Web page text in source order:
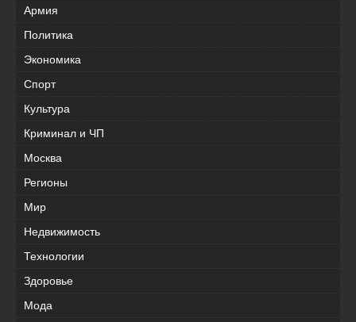
Армия
Политика
Экономика
Спорт
Культура
Криминал и ЧП
Москва
Регионы
Мир
Недвижимость
Технологии
Здоровье
Мода